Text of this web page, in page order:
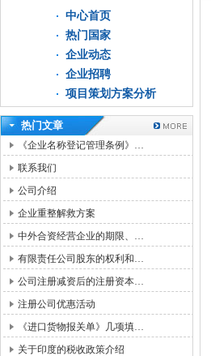
中心首页
热门国家
企业动态
企业招聘
项目策划方案分析
热门文章
《企业名称登记管理条例》…
联系我们
公司介绍
企业重整解救方案
中外合资经营企业的期限、…
有限责任公司股东的权利和…
公司注册减资后的注册资本…
注册公司优惠活动
《进口货物报关单》几项填…
关于印度的税收政策介绍